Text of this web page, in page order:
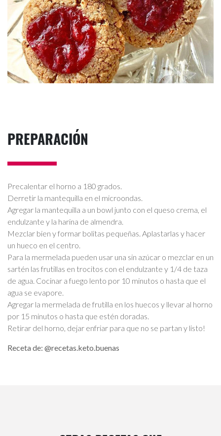
PREPARACIÓN
Precalentar el horno a 180 grados.
Derretir la mantequilla en el microondas.
Agregar la mantequilla a un bowl junto con el queso crema, el
endulzante y la harina de almendra.
Mezclar bien y formar bolitas pequeñas. Aplastarlas y hacer
un hueco en el centro.
Para la mermelada pueden usar una sin azúcar o mezclar en un
sartén las frutillas en trocitos con el endulzante y 1/4 de taza
de agua. Cocinar a fuego lento por 10 minutos o hasta que el
agua se evapore.
Agregar la mermelada de frutilla en los huecos y llevar al horno
por 15 minutos o hasta que estén doradas.
Retirar del horno, dejar enfriar para que no se partan y listo!
Receta de: @recetas.keto.buenas